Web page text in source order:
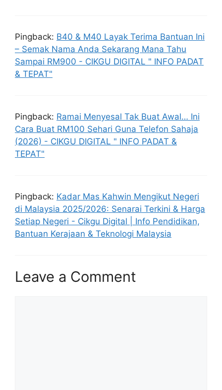
Pingback: B40 & M40 Layak Terima Bantuan Ini
– Semak Nama Anda Sekarang Mana Tahu
Sampai RM900 - CIKGU DIGITAL " INFO PADAT
& TEPAT"
Pingback: Ramai Menyesal Tak Buat Awal… Ini
Cara Buat RM100 Sehari Guna Telefon Sahaja
(2026) - CIKGU DIGITAL " INFO PADAT &
TEPAT"
Pingback: Kadar Mas Kahwin Mengikut Negeri
di Malaysia 2025/2026: Senarai Terkini & Harga
Setiap Negeri - Cikgu Digital | Info Pendidikan,
Bantuan Kerajaan & Teknologi Malaysia
Leave a Comment